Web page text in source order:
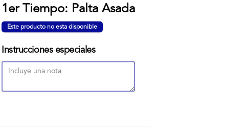
de
10 horas
de
de olor y
capa  de
sobre
1er Tiempo: Palta Asada
Este producto no esta disponible
Instrucciones especiales